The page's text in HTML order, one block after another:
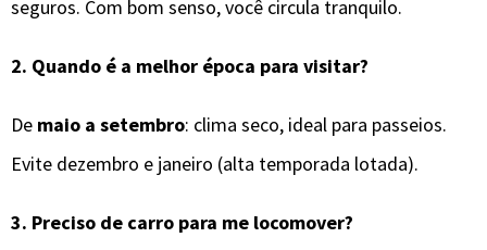
seguros. Com bom senso, você circula tranquilo.
2. Quando é a melhor época para visitar?
De maio a setembro: clima seco, ideal para passeios.
Evite dezembro e janeiro (alta temporada lotada).
3. Preciso de carro para me locomover?